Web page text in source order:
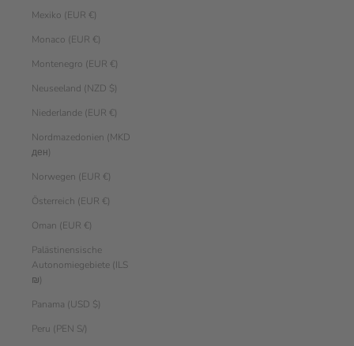
Mexiko (EUR €)
Monaco (EUR €)
Montenegro (EUR €)
Neuseeland (NZD $)
Niederlande (EUR €)
Nordmazedonien (MKD
ден)
Norwegen (EUR €)
Österreich (EUR €)
Oman (EUR €)
Palästinensische
Autonomiegebiete (ILS
₪)
Panama (USD $)
Peru (PEN S/)